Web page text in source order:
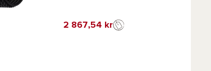
2 867,54 kr